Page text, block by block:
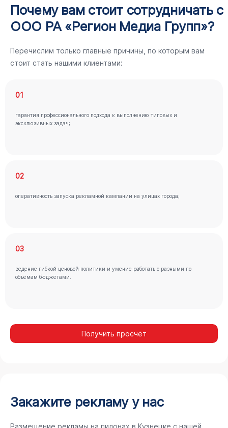
Почему вам стоит сотрудничать с
ООО РА «Регион Медиа Групп»?
Перечислим только главные причины, по которым вам
стоит стать нашими клиентами:
01
гарантия профессионального подхода к выполнению типовых и
эксклюзивных задач;
02
оперативность запуска рекламной кампании на улицах города;
03
ведение гибкой ценовой политики и умение работать с разными по
объёмам бюджетами.
Получить просчёт
Закажите рекламу у нас
Размещение рекламы на пилонах в Кузнецке с нашей